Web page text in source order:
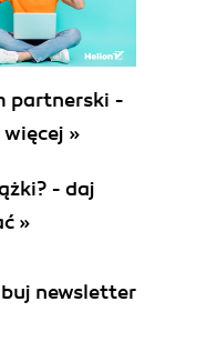
partnerski -
»
- daj
»
newsletter